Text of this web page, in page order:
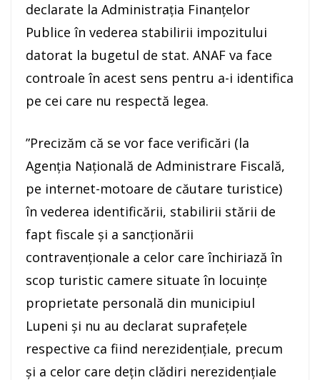
declarate la Administrația Finanțelor
Publice în vederea stabilirii impozitului
datorat la bugetul de stat. ANAF va face
controale în acest sens pentru a-i identifica
pe cei care nu respectă legea.
”Precizăm că se vor face verificări (la
Agenția Națională de Administrare Fiscală,
pe internet-motoare de căutare turistice)
în vederea identificării, stabilirii stării de
fapt fiscale și a sancționării
contravenționale a celor care închiriază în
scop turistic camere situate în locuințe
proprietate personală din municipiul
Lupeni și nu au declarat suprafețele
respective ca fiind nerezidențiale, precum
și a celor care dețin clădiri nerezidențiale